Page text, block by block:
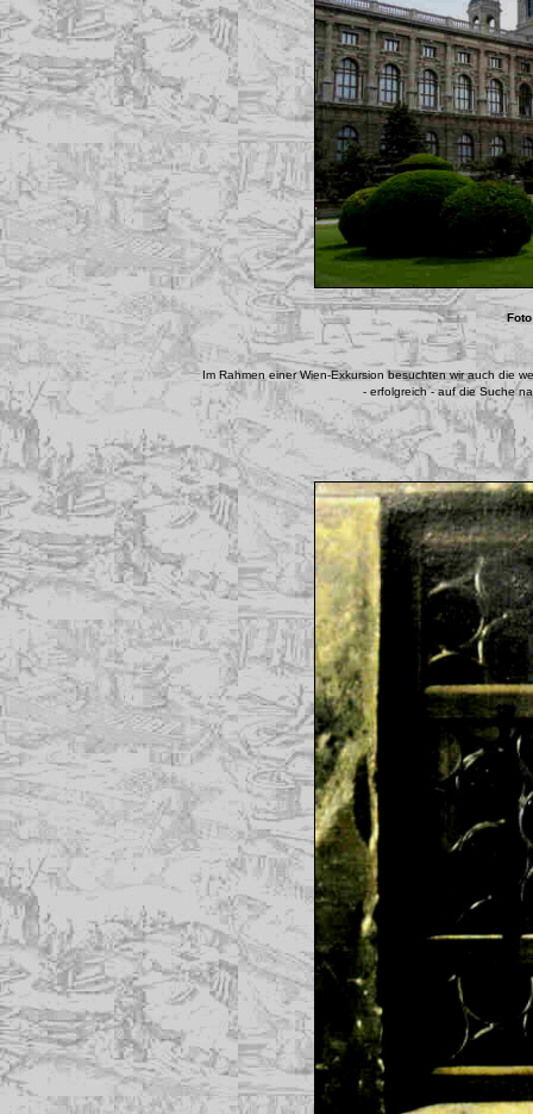
Im Rahmen einer Wien-Exkursion besuchten wir auch die
- erfolgreich - auf die Suche
..